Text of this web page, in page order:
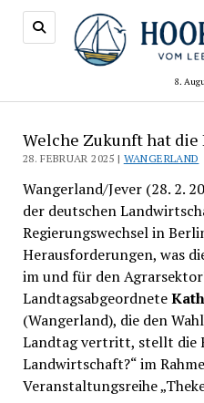
8.
Welche Zukunft hat die
28. FEBRUAR 2025 | WANGERLAND
Wangerland/Jever (28. 2.
der deutschen
Regierungswechsel in
Herausforderungen, was
im und für den
Landtagsabgeordnete
(Wangerland), die den
Landtag vertritt, stellt die
Landwirtschaft?“ im
Veranstaltungsreihe